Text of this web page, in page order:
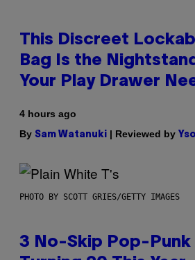
This Discreet
Bag Is the
Your Play Drawer
4 hours ago
By Sam Watanuki | Reviewed by
PHOTO BY SCOTT GRIES/GETTY IMAGES
3 No-Skip Pop-Punk